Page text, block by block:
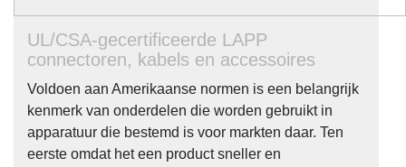
UL/CSA-gecertificeerde LAPP
connectoren, kabels en accessoires
Voldoen aan Amerikaanse normen is een belangrijk
kenmerk van onderdelen die worden gebruikt in
apparatuur die bestemd is voor markten daar. Ten
eerste omdat het een product sneller en